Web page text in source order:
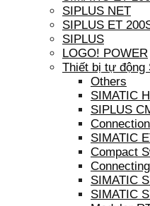
SIPLUS NET
SIPLUS ET
SIPLUS
LOGO! POWER
Thiết bị tự động
Others
SIMATIC
SIPLUS
SIMATIC
Compact
SIMATIC
SIMATIC